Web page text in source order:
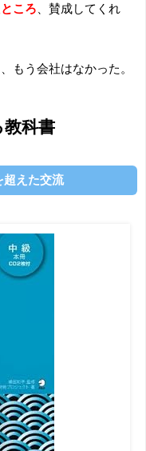
ころ 、賛成してくれ
、もう会社はなかった。
科書
えた交流